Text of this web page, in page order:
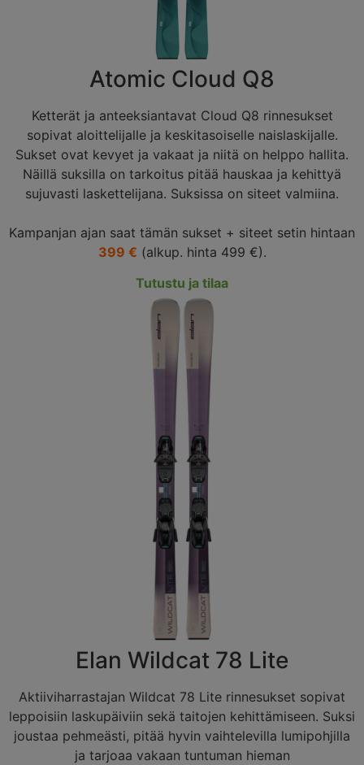
Atomic Cloud Q8
Ketterät ja anteeksiantavat Cloud Q8 rinnesukset
sopivat aloittelijalle ja keskitasoiselle naislaskijalle.
Sukset ovat kevyet ja vakaat ja niitä on helppo hallita.
Näillä suksilla on tarkoitus pitää hauskaa ja kehittyä
sujuvasti laskettelijana. Suksissa on siteet valmiina.
Kampanjan ajan saat tämän sukset + siteet setin hintaan
399 € (alkup. hinta 499 €).
Tutustu ja tilaa
Elan Wildcat 78 Lite
Aktiiviharrastajan Wildcat 78 Lite rinnesukset sopivat
leppoisiin laskupäiviin sekä taitojen kehittämiseen. Suksi
joustaa pehmeästi, pitää hyvin vaihtelevilla lumipohjilla
ja tarjoaa vakaan tuntuman hieman